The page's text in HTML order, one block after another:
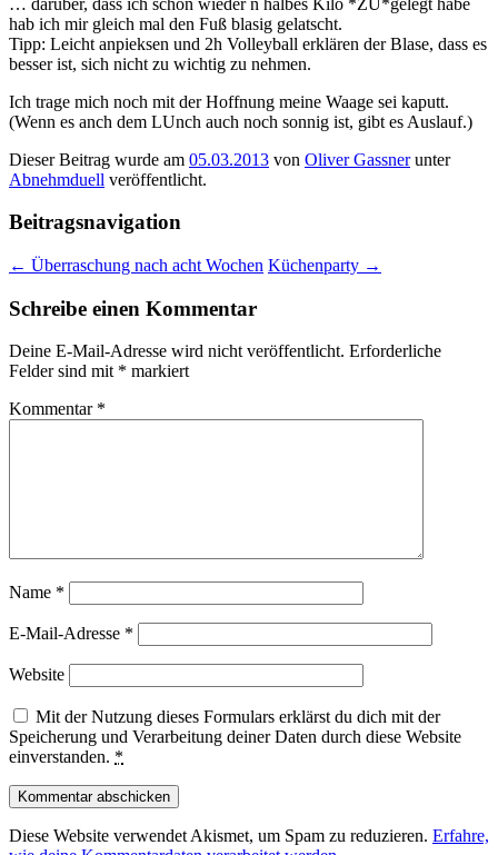
hab ich mir gleich mal den Fuß blasig gelatscht.
Tipp: Leicht anpieksen und 2h Volleyball erklären der Blase, dass es
besser ist, sich nicht zu wichtig zu nehmen.
Ich trage mich noch mit der Hoffnung meine Waage sei kaputt.
(Wenn es anch dem LUnch auch noch sonnig ist, gibt es Auslauf.)
Dieser Beitrag wurde am 05.03.2013 von Oliver Gassnerunter
Abnehmduell veröffentlicht.
Beitragsnavigation
← Überraschung nach acht Wochen Küchenparty →
Schreibe einen Kommentar
Deine E-Mail-Adresse wird nicht veröffentlicht. Erforderliche
Felder sind mit * markiert
Kommentar *
Name *
E-Mail-Adresse *
Website
Mit der Nutzung dieses Formulars erklärst du dich mit der
Speicherung und Verarbeitung deiner Daten durch diese Website
einverstanden. *
Diese Website verwendet Akismet, um Spam zu reduzieren. Erfahre,